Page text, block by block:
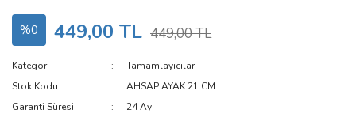
%0 449,00 TL 449,00 TL
Kategori
Tamamlayıcılar
Stok Kodu
AHSAP AYAK 21 CM
Garanti Süresi
24 Ay